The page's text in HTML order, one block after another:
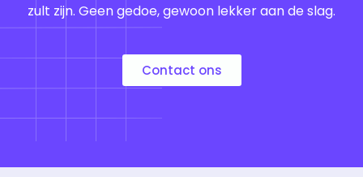
zult zijn. Geen gedoe, gewoon lekker aan de slag.
Contact ons